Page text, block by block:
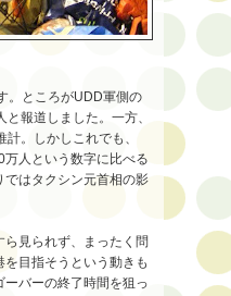
。ところがUDD軍側の
報道しました。一方、
。しかしこれでも、
人という数字に比べる
はタクシン元首相の影
見られず、まったく問
目指そうという動きも
バーの終了時間を狙っ